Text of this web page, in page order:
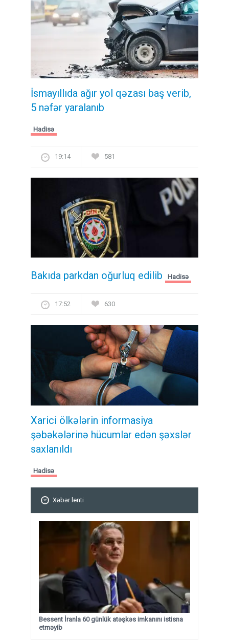
İsmayıllıda ağır yol qəzası baş verib,
5 nəfər yaralanıb
Hadisə
19:14 581
Bakıda parkdan oğurluq edilib Hadisə
17:52 630
Xarici ölkələrin informasiya
şəbəkələrinə hücumlar edən şəxslər
saxlanıldı
Hadisə
Xəbər lenti
Bessent İranla 60 günlük atəşkəs imkanını istisna
etməyib